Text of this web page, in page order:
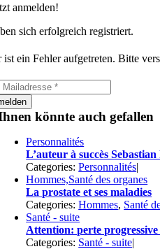
anmelden!
sich erfolgreich registriert.
ist ein Fehler aufgetreten. Bitte
könnte auch gefallen
Personnalités
L’auteur à succès
Categories:Personnalités|
Hommes,Santé des organes
La prostate et ses maladies
Categories:Hommes, Santé
Santé - suite
Attention: perte progressive
Categories: Santé - suite|